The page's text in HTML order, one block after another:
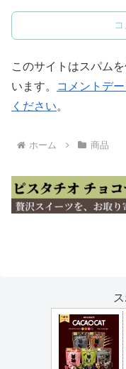
このサイトはスパム
います。
コメントデ
ください。
ホーム 商品